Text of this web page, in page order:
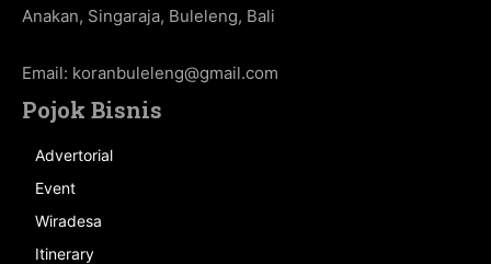
Anakan, Singaraja, Buleleng, Bali
Email: koranbuleleng@gmail.com
Pojok Bisnis
Advertorial
Event
Wiradesa
Itinerary